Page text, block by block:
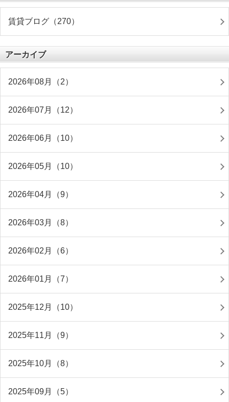
賃貸ブログ（270）
アーカイブ
2026年08月（2）
2026年07月（12）
2026年06月（10）
2026年05月（10）
2026年04月（9）
2026年03月（8）
2026年02月（6）
2026年01月（7）
2025年12月（10）
2025年11月（9）
2025年10月（8）
2025年09月（5）